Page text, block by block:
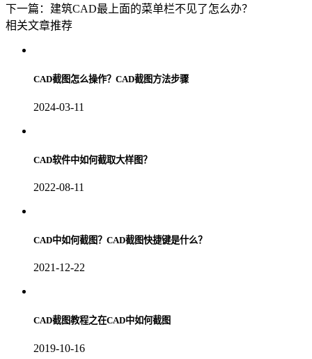
下一篇：建筑CAD最上面的菜单栏不见了怎么办？
相关文章推荐
CAD截图怎么操作？CAD截图方法步骤
2024-03-11
CAD软件中如何截取大样图？
2022-08-11
CAD中如何截图？CAD截图快捷键是什么？
2021-12-22
CAD截图教程之在CAD中如何截图
2019-10-16